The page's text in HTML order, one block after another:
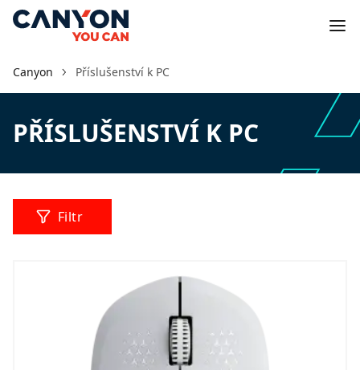
Canyon Příslušenství k PC
PŘÍSLUŠENSTVÍ K PC
Filtr